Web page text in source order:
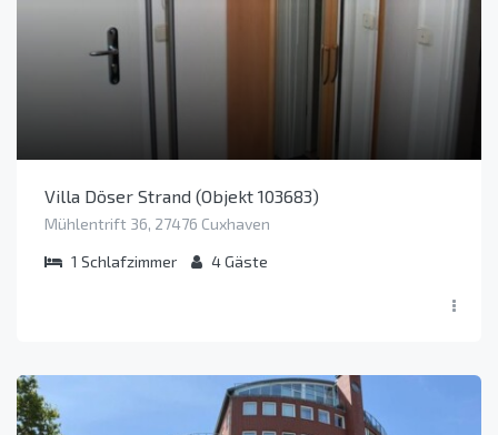
Villa Döser Strand (Objekt 103683)
Mühlentrift 36, 27476 Cuxhaven
1 Schlafzimmer 4Gäste